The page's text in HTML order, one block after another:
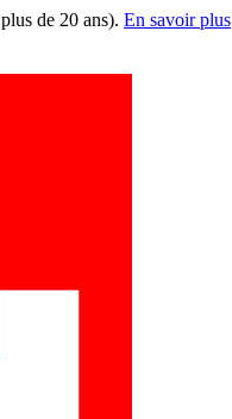
de 20 ans). En savoir plus